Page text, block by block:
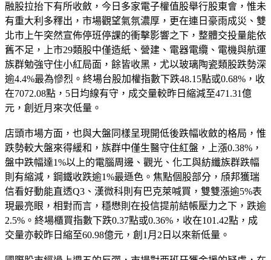
融股拉抬下有所收斂，今日多家電子權值股舉行股東會，惟未
有重大利多釋出，市場觀望氣氛濃厚，更在連日豪雨成災、雙
北市上午突然宣佈停班停課的衝擊影響之下，整體交投量能依
舊不足，上市29類股中僅造紙、營建、電器電纜、電機與航運
族群勉強守住小紅局面，餘皆收黑，尤以玻璃陶瓷類股跌勢深
逾4.4%最為慘烈。終場台股加權指數下跌48.15點或0.68%，收
在7072.08點，5日均線有守，成交量較昨日縮減至471.31億
元，創近月來次低量。
店頭市場方面，也與大盤同樣呈現開低後跌幅收斂的格局，惟
跌勢較大盤來得緩和，族群中僅生醫守住紅盤，上漲0.38%，
盤中跌幅達1%以上的電腦周邊、觀光、化工與紡纖族群跌幅
則有縮減，鋼鐵收跌逾1%最遜色。焦點個股部分，頎邦獲瑞
信看好動能直透Q3、漢微科則有巴克萊喊買，雙雙漲逾5%表
現最亮眼，相對而言，穩懋則在投信提前結帳壓力之下，跌逾
2.5%。終場櫃買指數下跌0.37點或0.36%，收在101.42點，成
交量亦較昨日縮至60.98億元，創1月2日以來新低量。